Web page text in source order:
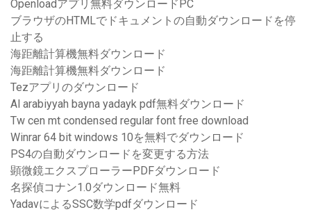
Openloadアプリ無料ダウンロードPC
ブラウザのHTMLでドキュメントの自動ダウンロードを停
止する
海距離計算機無料ダウンロード
海距離計算機無料ダウンロード
Tezアプリのダウンロード
Al arabiyyah bayna yadayk pdf無料ダウンロード
Tw cen mt condensed regular font free download
Winrar 64 bit windows 10を無料でダウンロード
PS4の自動ダウンロードを変更する方法
顕微鏡エクスプローラーPDFダウンロード
名探偵コナン1.0ダウンロード無料
YadavによるSSC数学pdfダウンロード